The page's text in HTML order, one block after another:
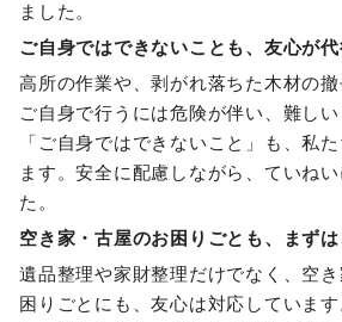
ました。
ご自身ではできないことも、友心が
高所の作業や、剥がれ落ちた木材の
ご自身で行うには危険が伴い、難し
「ご自身ではできないこと」も、私
ます。安全に配慮しながら、ていね
た。
空き家・古屋のお困りごとも、まず
遺品整理や家財整理だけでなく、空
困りごとにも、友心は対応していま